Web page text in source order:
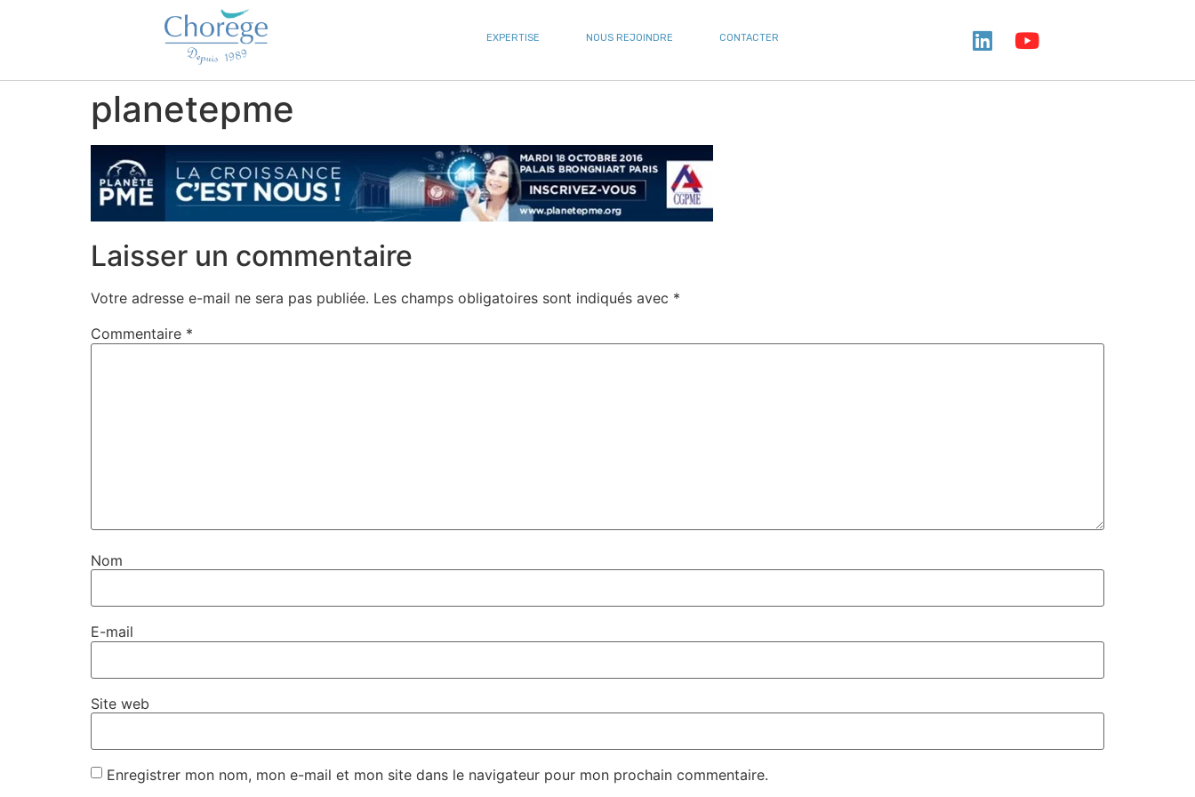
EXPERTISE NOUS REJOINDRE CONTACTER
planetepme
Laisser un commentaire
Votre adresse e-mail ne sera pas publiée. Les champs obligatoires sont indiqués avec *
Commentaire *
Nom
E-mail
Site web
Enregistrer mon nom, mon e-mail et mon site dans le navigateur pour mon prochain commentaire.